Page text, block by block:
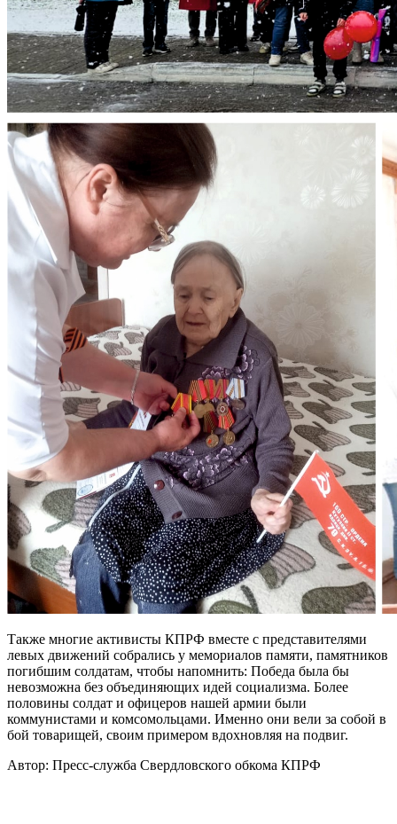
Также многие активисты КПРФ вместе с представителями
левых движений собрались у мемориалов памяти, памятников
погибшим солдатам, чтобы напомнить: Победа была бы
невозможна без объединяющих идей социализма. Более
половины солдат и офицеров нашей армии были
коммунистами и комсомольцами. Именно они вели за собой в
бой товарищей, своим примером вдохновляя на подвиг.
Автор: Пресс-служба Свердловского обкома КПРФ